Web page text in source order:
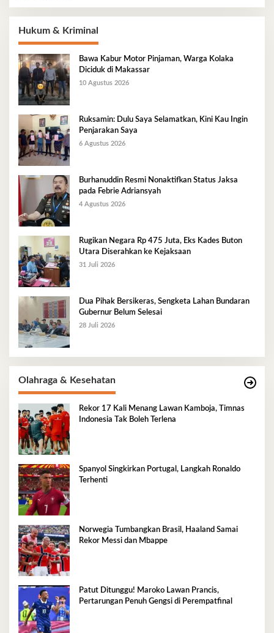
Hukum & Kriminal
Bawa Kabur Motor Pinjaman, Warga Kolaka
Diciduk di Makassar
10 Agustus 2026
Ruksamin: Dulu Saya Selamatkan, Kini Kau Ingin
Penjarakan Saya
6 Agustus 2026
Burhanuddin Resmi Nonaktifkan Status Jaksa
pada Febrie Adriansyah
4 Agustus 2026
Rugikan Negara Rp 475 Juta, Eks Kades Buton
Utara Diserahkan ke Kejaksaan
31 Juli 2026
Dua Pihak Bersikeras, Sengketa Lahan Bundaran
Gubernur Belum Selesai
28 Juli 2026
Olahraga & Kesehatan
Rekor 17 Kali Menang Lawan Kamboja, Timnas
Indonesia Tak Boleh Terlena
Spanyol Singkirkan Portugal, Langkah Ronaldo
Terhenti
Norwegia Tumbangkan Brasil, Haaland Samai
Rekor Messi dan Mbappe
Patut Ditunggu! Maroko Lawan Prancis,
Pertarungan Penuh Gengsi di Perempatfinal